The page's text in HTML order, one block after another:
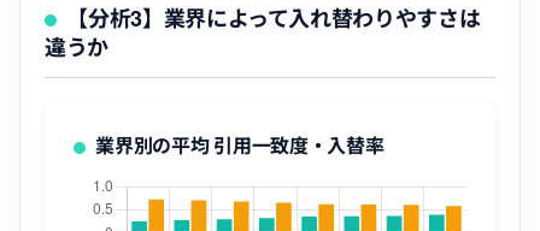
【分析3】業界によって入れ替わりやすさは
違うか
業界別の平均 引用一致度・入替率